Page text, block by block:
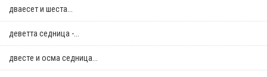
дваесет и шеста...
деветта седница -...
двестe и осма седница...